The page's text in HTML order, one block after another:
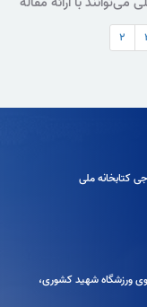
مرکزی و چهارمحال و
ارسال چکیده مقالات۲
كتابخانه ملی
ورزشگاه شهید کشوری،